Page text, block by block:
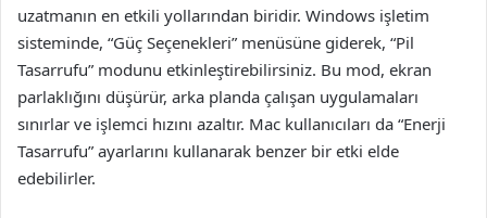
uzatmanın en etkili yollarından biridir. Windows işletim
sisteminde, “Güç Seçenekleri” menüsüne giderek, “Pil
Tasarrufu” modunu etkinleştirebilirsiniz. Bu mod, ekran
parlaklığını düşürür, arka planda çalışan uygulamaları
sınırlar ve işlemci hızını azaltır. Mac kullanıcıları da “Enerji
Tasarrufu” ayarlarını kullanarak benzer bir etki elde
edebilirler.